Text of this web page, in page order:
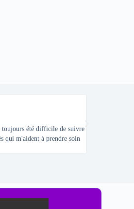
toujours été difficile de suivre
qui m'aident à prendre soin